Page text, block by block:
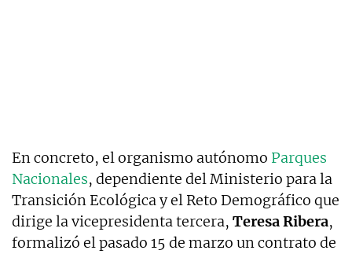
En concreto, el organismo autónomo Parques
Nacionales, dependiente del Ministerio para la
Transición Ecológica y el Reto Demográfico que
dirige la vicepresidenta tercera, Teresa Ribera,
formalizó el pasado 15 de marzo un contrato de